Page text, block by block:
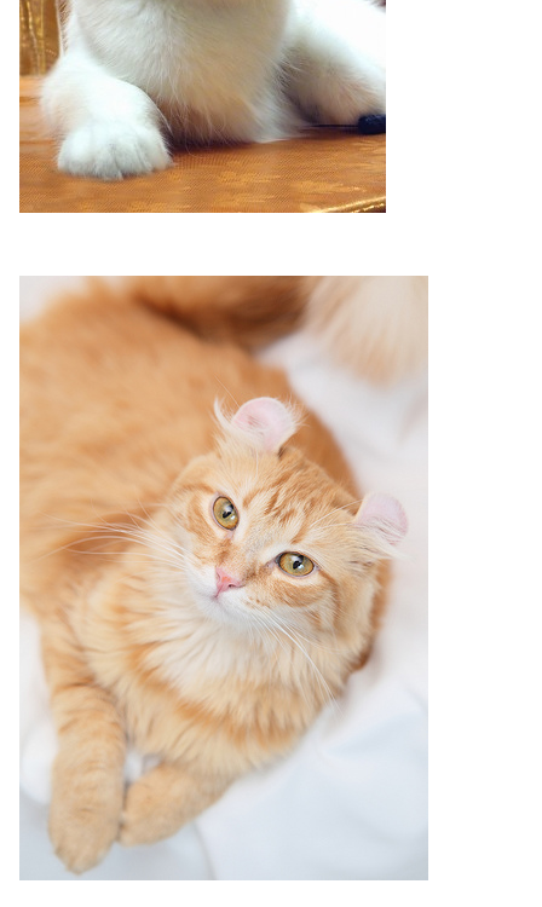
รูปภาพ
ดู
หนัง
Music
Station
บันเทิง
เกาหลี
ดูด
ผู้
หญิง
ผู้ชาย
สุขภาพ
ท่อง
เที่ยว
สูตร
อาหาร
ง่ายๆ
ช้อป